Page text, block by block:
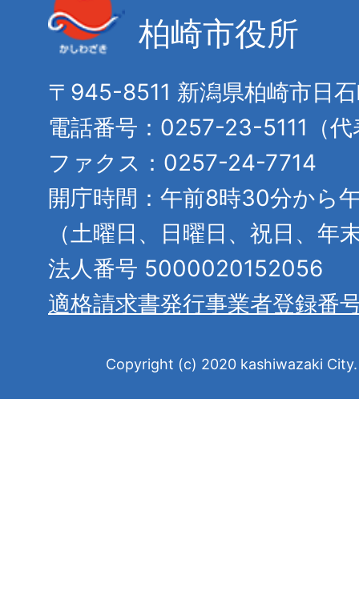
柏崎市役所
〒945-8511 新潟県柏崎市日
電話番号：0257-23-5111（代
ファクス：0257-24-7714
開庁時間：午前8時30分から
（土曜日、日曜日、祝日、年
法人番号 5000020152056
適格請求書発行事業者登録番
Copyright (c) 2020 kashiwazaki